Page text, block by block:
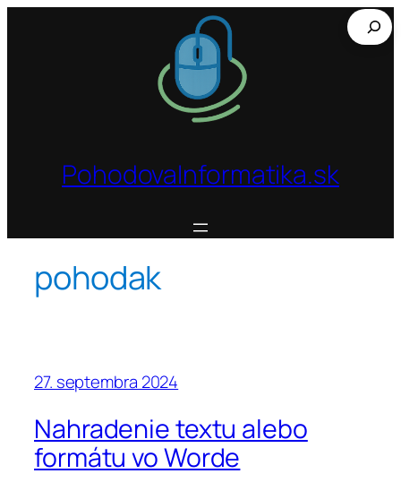
PohodovaInformatika.sk
Hľadať
pohodak
27. septembra 2024
Nahradenie textu alebo
formátu vo Worde